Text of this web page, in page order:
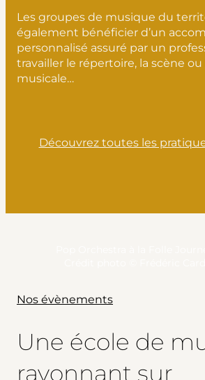
Les groupes de musique du
également bénéficier d’un
personnalisé assuré par un
travailler le répertoire, la scène
musicale…
Découvrez toutes les
Nos évènements
Une école de
rayonnant sur